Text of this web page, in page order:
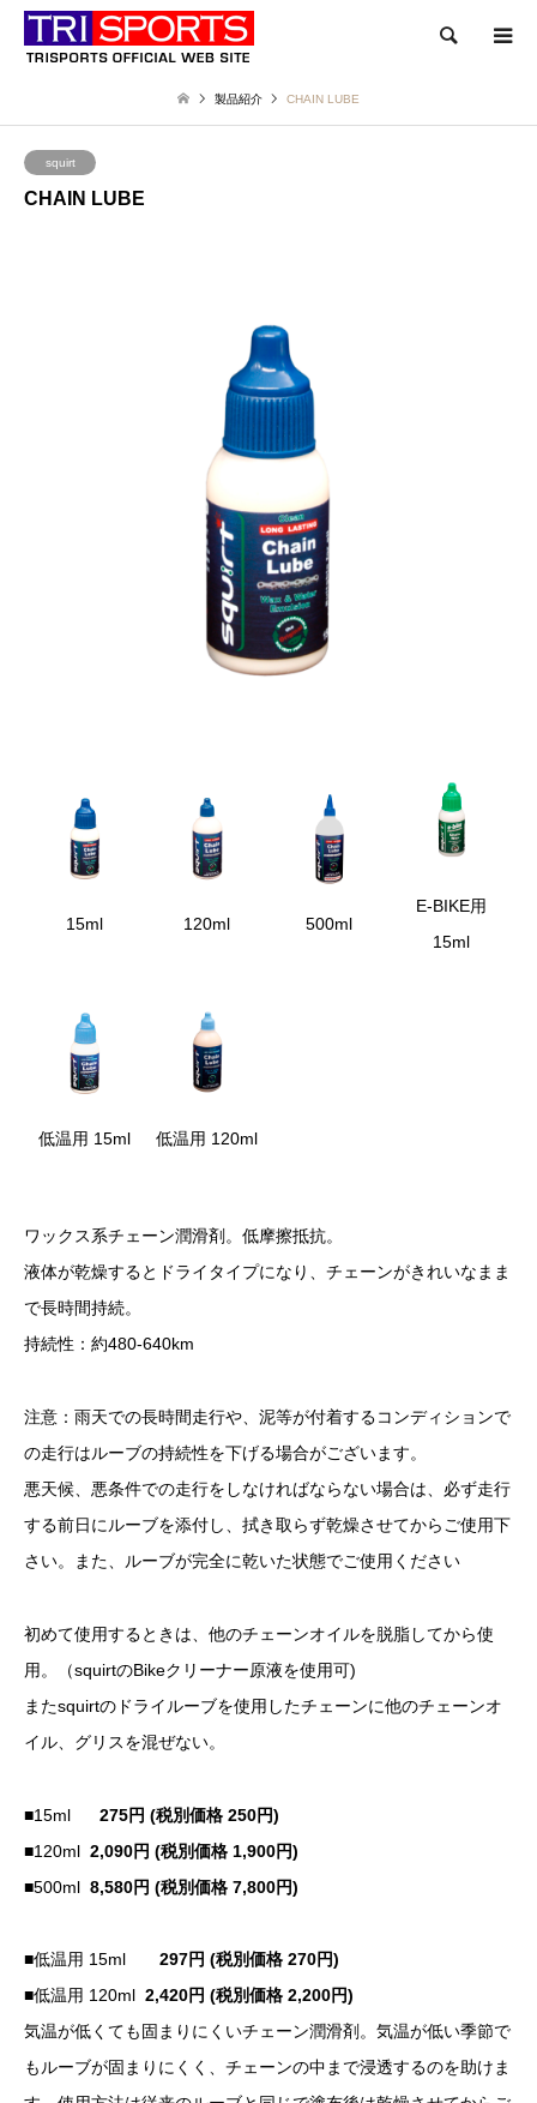
検索
製品紹介 CHAIN LUBE
squirt
CHAIN LUBE
15ml 120ml 500ml
E-BIKE用
15ml
低温用 15ml 低温用 120ml
ワックス系チェーン潤滑剤。低摩擦抵抗。
液体が乾燥するとドライタイプになり、チェーンがきれいなまま
で長時間持続。
持続性：約480-640km
注意：雨天での長時間走行や、泥等が付着するコンディションで
の走行はルーブの持続性を下げる場合がございます。
悪天候、悪条件での走行をしなければならない場合は、必ず走行
する前日にルーブを添付し、拭き取らず乾燥させてからご使用下
さい。また、ルーブが完全に乾いた状態でご使用ください
初めて使用するときは、他のチェーンオイルを脱脂してから使
用。（squirtのBikeクリーナー原液を使用可)
またsquirtのドライルーブを使用したチェーンに他のチェーンオ
イル、グリスを混ぜない。
■15ml 275円 (税別価格 250円)
■120ml 2,090円 (税別価格 1,900円)
■500ml 8,580円 (税別価格 7,800円)
■低温用 15ml 297円 (税別価格 270円)
■低温用 120ml 2,420円 (税別価格 2,200円)
気温が低くても固まりにくいチェーン潤滑剤。気温が低い季節で
もルーブが固まりにくく、チェーンの中まで浸透するのを助けま